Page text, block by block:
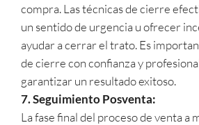
compra. Las técnicas de cierre
un sentido de urgencia u ofrecer
ayudar a cerrar el trato. Es
de cierre con confianza y
garantizar un resultado exitoso.
7. Seguimiento Posventa:
La fase final del proceso de venta a